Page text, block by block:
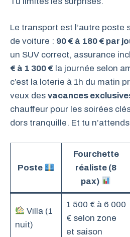
Le transport est l’autre poste
de voiture : 90 € à 180 € par
un SUV correct, assurance
€ à 1 300 € la journée selon
c’est la loterie à 1h du matin
veux des vacances
chauffeur pour les soirées
dors tranquille. Et tu
Poste
Fourchette
réaliste (8
pax)
Villa (1
nuit)
1 500 € à 6 000
€ selon zone
et saison